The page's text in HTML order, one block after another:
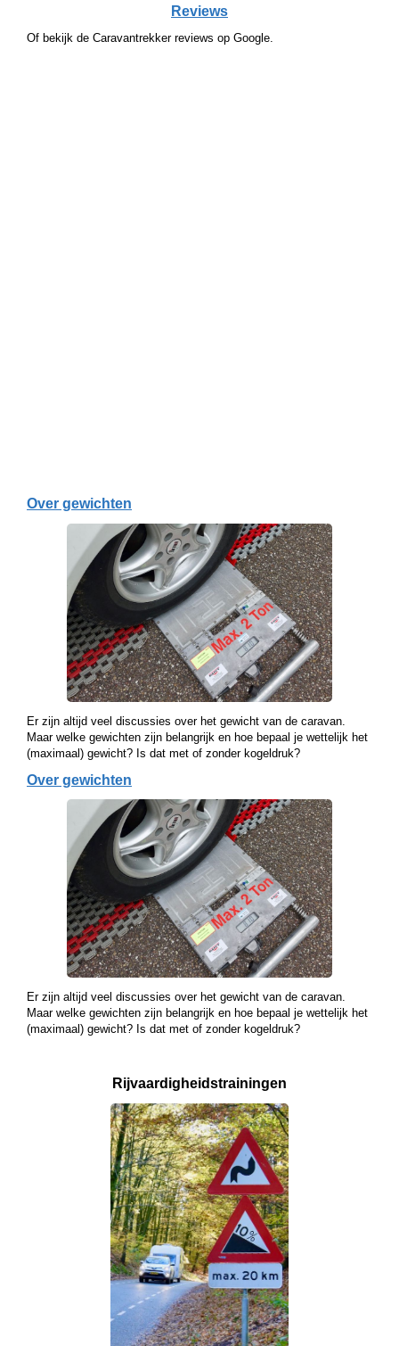
Reviews
Of bekijk de Caravantrekker reviews op Google.
Over gewichten
Er zijn altijd veel discussies over het gewicht van de caravan.
Maar welke gewichten zijn belangrijk en hoe bepaal je wettelijk het
(maximaal) gewicht? Is dat met of zonder kogeldruk?
Over gewichten
Er zijn altijd veel discussies over het gewicht van de caravan.
Maar welke gewichten zijn belangrijk en hoe bepaal je wettelijk het
(maximaal) gewicht? Is dat met of zonder kogeldruk?
Rijvaardigheids­trainingen